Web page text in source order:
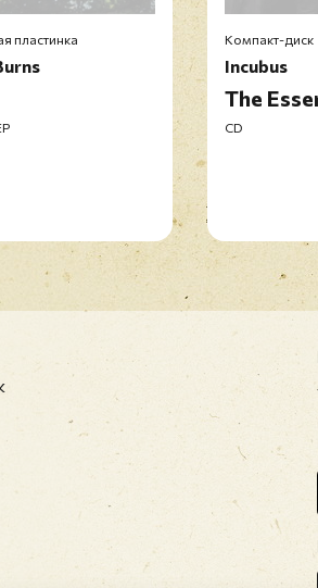
пластинка Компакт-диск
Incubus
The
CD